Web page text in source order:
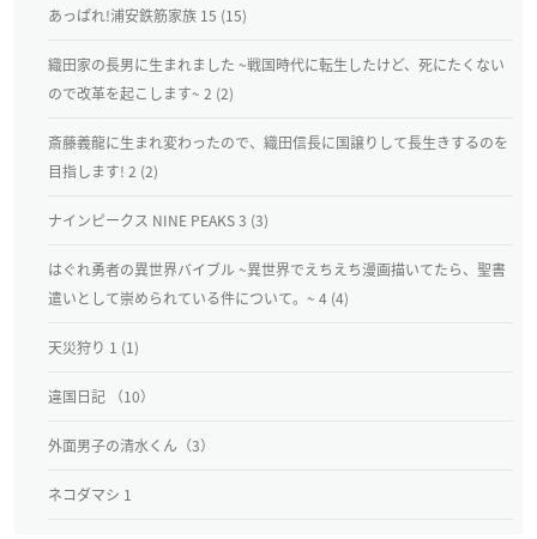
あっぱれ!浦安鉄筋家族 15 (15)
織田家の長男に生まれました ~戦国時代に転生したけど、死にたくない
ので改革を起こします~ 2 (2)
斎藤義龍に生まれ変わったので、織田信長に国譲りして長生きするのを
目指します! 2 (2)
ナインピークス NINE PEAKS 3 (3)
はぐれ勇者の異世界バイブル ~異世界でえちえち漫画描いてたら、聖書
遣いとして崇められている件について。~ 4 (4)
天災狩り 1 (1)
違国日記 （10）
外面男子の清水くん（3）
ネコダマシ 1